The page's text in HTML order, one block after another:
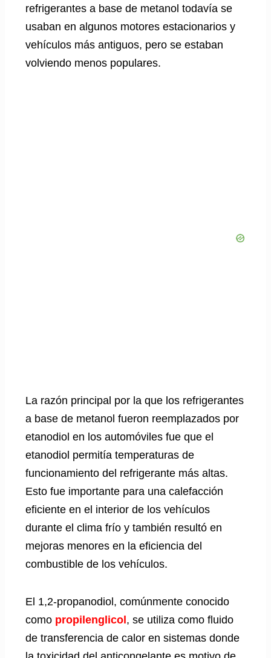
refrigerantes a base de metanol todavía se
usaban en algunos motores estacionarios y
vehículos más antiguos, pero se estaban
volviendo menos populares.
La razón principal por la que los refrigerantes
a base de metanol fueron reemplazados por
etanodiol en los automóviles fue que el
etanodiol permitía temperaturas de
funcionamiento del refrigerante más altas.
Esto fue importante para una calefacción
eficiente en el interior de los vehículos
durante el clima frío y también resultó en
mejoras menores en la eficiencia del
combustible de los vehículos.
El 1,2-propanodiol, comúnmente conocido
como propilenglicol, se utiliza como fluido
de transferencia de calor en sistemas donde